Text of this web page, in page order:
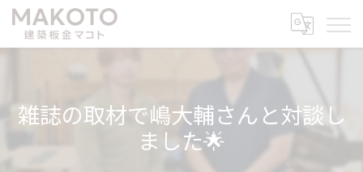
雑誌の取材で嶋大輔さんと対談し
ました🌟